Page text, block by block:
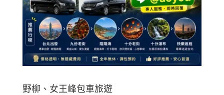
野柳、女王峰包車旅遊